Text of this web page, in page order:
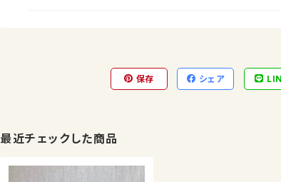
保存 シェア
最近チェックした商品